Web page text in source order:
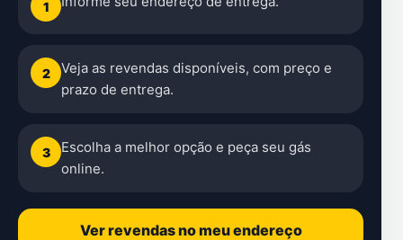
1
2
Veja as revendas disponíveis, com preço e
prazo de entrega.
3
Escolha a melhor opção e peça seu gás
online.
Ver revendas no meu endereço